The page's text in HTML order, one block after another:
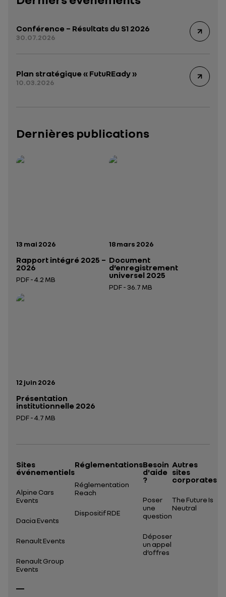
Conférence – Résultats du S1 2026
30.07.2026
Plan stratégique « FutuREady »
10.03.2026
Dernières publications
Date de publication:
13 mai 2026
Rapport intégré 2025 –
2026
PDF - 4.2 MB
Ouverture dans un nouvel onglet
Rapport intégré 2025 – 2026— données structurées (JSON)
Date de publication:
18 mars 2026
Document
d’enregistrement
universel 2025
PDF - 36.7 MB
Date de publication:
12 juin 2026
Présentation
institutionnelle 2026
PDF - 4.7 MB
Présentation institutionnelle 2026
Sites
événementiels
Alpine Cars
Events
Dacia Events
Renault Events
Renault Group
Events
Réglementations
Réglementation
Reach
Dispositif RDE
Besoin
d'aide
?
Poser
une
question
Déposer
un appel
d’offres
Autres
sites
corporates
The Future Is
Neutral